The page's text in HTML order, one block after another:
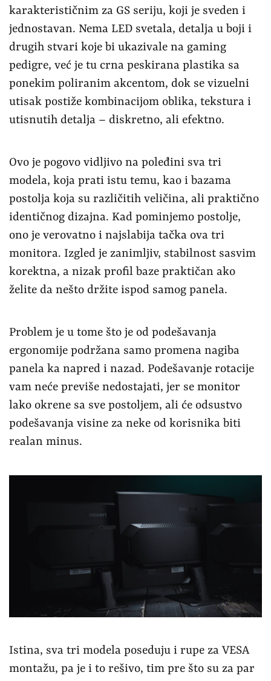
karakterističnim za GS seriju, koji je sveden i
jednostavan. Nema LED svetala, detalja u boji i
drugih stvari koje bi ukazivale na gaming
pedigre, već je tu crna peskirana plastika sa
ponekim poliranim akcentom, dok se vizuelni
utisak postiže kombinacijom oblika, tekstura i
utisnutih detalja – diskretno, ali efektno.
Ovo je pogovo vidljivo na poleđini sva tri
modela, koja prati istu temu, kao i bazama
postolja koja su različitih veličina, ali praktično
identičnog dizajna. Kad pominjemo postolje,
ono je verovatno i najslabija tačka ova tri
monitora. Izgled je zanimljiv, stabilnost sasvim
korektna, a nizak profil baze praktičan ako
želite da nešto držite ispod samog panela.
Problem je u tome što je od podešavanja
ergonomije podržana samo promena nagiba
panela ka napred i nazad. Podešavanje rotacije
vam neće previše nedostajati, jer se monitor
lako okrene sa sve postoljem, ali će odsustvo
podešavanja visine za neke od korisnika biti
realan minus.
Istina, sva tri modela poseduju i rupe za VESA
montažu, pa je i to rešivo, tim pre što su za par